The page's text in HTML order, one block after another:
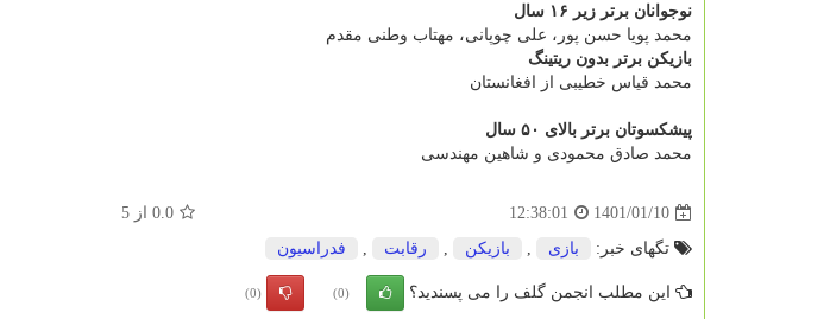
نوجوانان برتر زیر ۱۶ سال
محمد پویا حسن پور، علی چوپانی، مهتاب وطنی مقدم
بازیکن برتر بدون ریتینگ
محمد قیاس خطیبی از افغانستان
پیشکسوتان برتر بالای ۵۰ سال
محمد صادق محمودی و شاهین مهندسی
1401/01/10
12:38:01
0.0 از5
تگهای خبر: بازی , بازیكن , رقابت , فدراسیون
این مطلب انجمن گلف را می پسندید؟ (0)
(0)